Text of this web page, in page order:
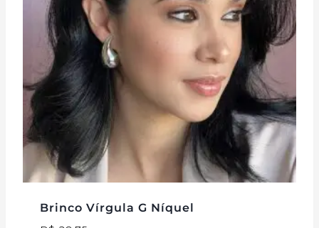
Brinco Vírgula G Níquel